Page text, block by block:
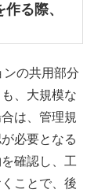
る際、
の共用部分
、大規模な
は、管理規
必要となる
確認し、工
ことで、後